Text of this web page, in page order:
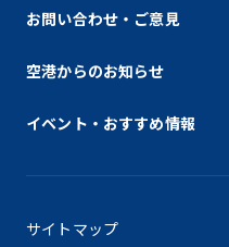
お問い合わせ・ご意見
空港からのお知らせ
イベント・おすすめ情報
サイトマップ